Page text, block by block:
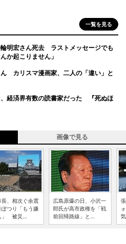
一覧を見る
明宏さん死去 ラストメッセージでも
か起こりません」
カリスマ漫画家、二人の「違い」と
経済界有数の読書家だった 『死ぬほ
画像で見る
長、相次ぐ余震
ぽつり「もう嫌
」 被災...
広島原爆の日、小沢一
郎氏が高市政権を「戦
前回帰路線」と...